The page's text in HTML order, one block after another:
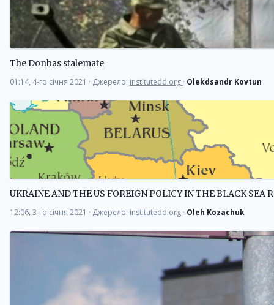
The Donbas stalemate
01:14, 4-го січня 2021 · Джерело: institutedd.org · Olekdsandr Kovtun
UKRAINE AND THE US FOREIGN POLICY IN THE BLACK SEA
12:06, 3-го січня 2021 · Джерело: institutedd.org · Oleh Kozachuk